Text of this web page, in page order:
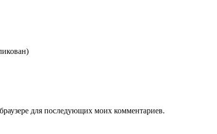
для последующих моих комментариев.